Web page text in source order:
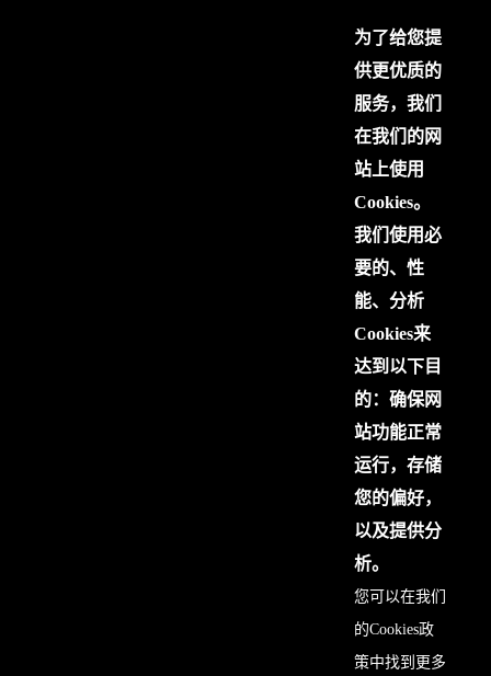
为了给您提
供更优质的
服务，我们
在我们的网
站上使用
Cookies。
我们使用必
要的、性
能、分析
Cookies来
达到以下目
的：确保网
站功能正常
运行，存储
您的偏好，
以及提供分
析。
您可以在我们
的Cookies政
策中找到更多